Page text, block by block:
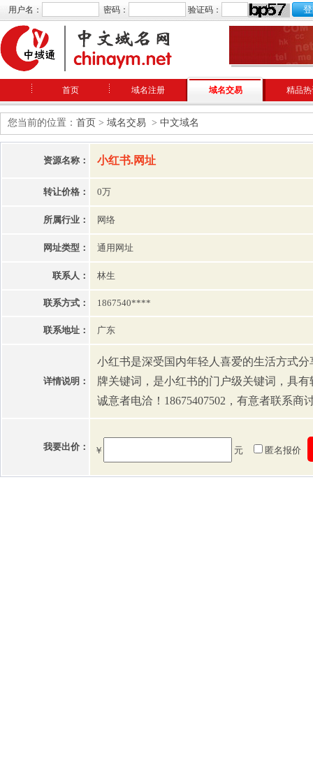
用户名： 密码： 验证码：
首页 域名注册 域名交易 精品
您当前的位置： 首页 > 域名交易 > 中文域名
资源名称： 小红书.网址
转让价格： 0万
所属行业： 网络
网址类型： 通用网址
联系人： 林生
联系方式： 1867540****
联系地址： 广东
详情说明：
小红书是深受国内年轻人喜爱的生活方式
牌关键词，是小红书的门户级关键词，具
诚意者电洽！18675407502，有意者联系商
我要出价： ￥ 元 匿名报价